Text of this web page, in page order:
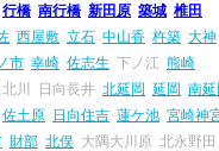
行橋 南行橋 新田原 築城 椎田
西屋敷 立石 中山香 杵築 大神
市 幸崎 佐志生 下ノ江 熊崎
北川 日向長井 北延岡 延岡 南延
佐土原 日向住吉 蓮ケ池 宮崎神
財部 北俣 大隅大川原 北永野田